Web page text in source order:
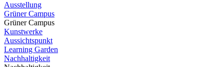
Ausstellung
Grüner Campus
Grüner Campus
Kunstwerke
Aussichtspunkt
Learning Garden
Nachhaltigkeit